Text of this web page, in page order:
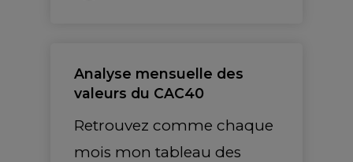
Analyse mensuelle des
valeurs du CAC40
Retrouvez comme chaque
mois mon tableau des